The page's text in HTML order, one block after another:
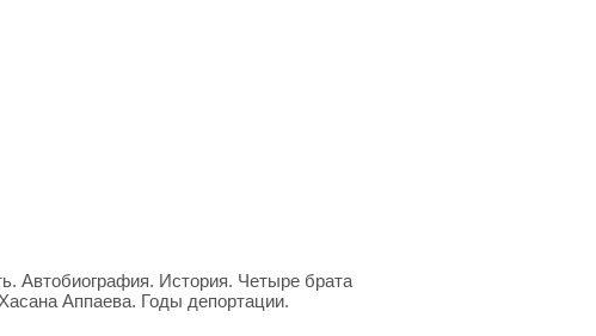
Автобиография. История. Четыре брата
Аппаева. Годы депортации.